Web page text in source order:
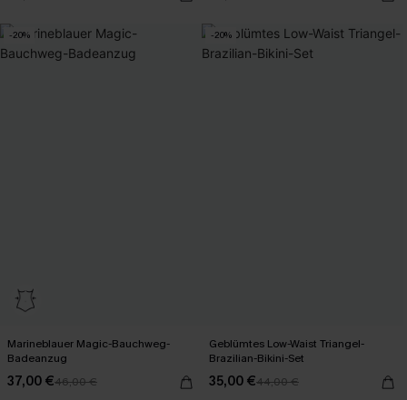
-20%
Marineblauer Magic-Bauchweg-
Badeanzug
37,00 €46,00 €
-20%
Geblümtes Low-Waist Triangel-
Brazilian-Bikini-Set
35,00 €44,00 €